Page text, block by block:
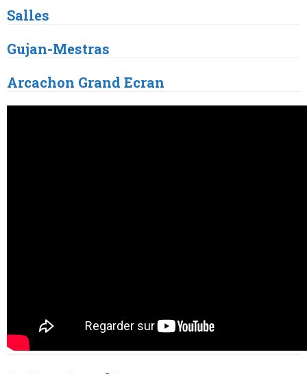
Salles
Gujan-Mestras
Arcachon Grand Ecran